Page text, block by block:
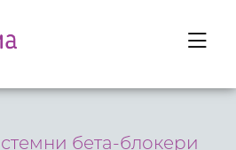
бета-блокери